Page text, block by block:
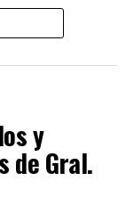
y
de Gral.